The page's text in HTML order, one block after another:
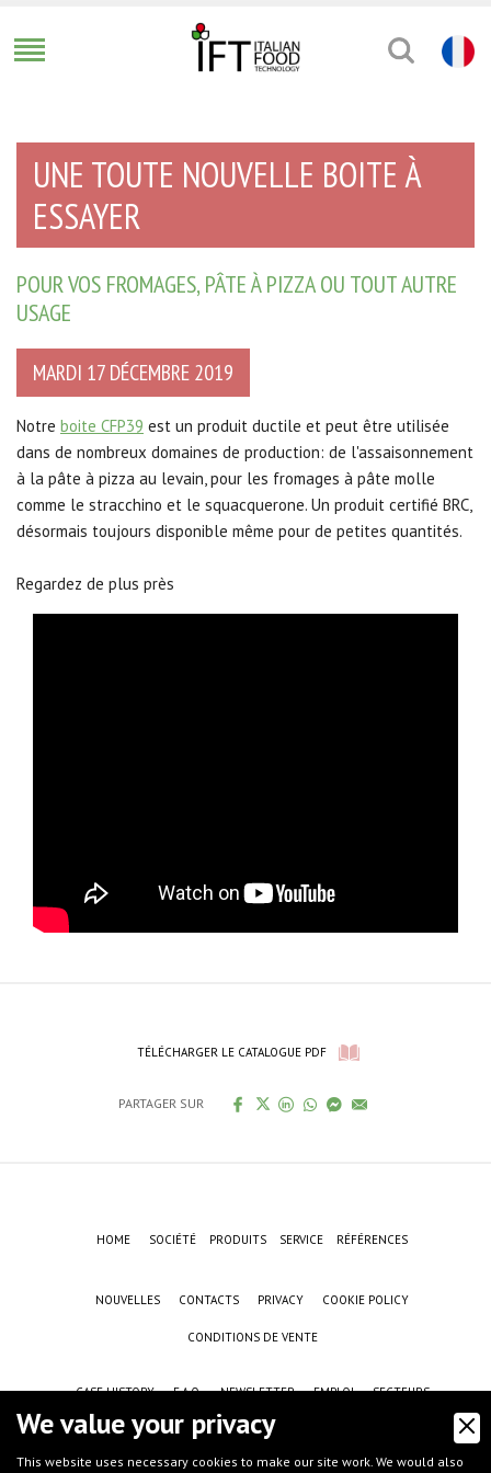
UNE TOUTE NOUVELLE BOITE À
ESSAYER
POUR VOS FROMAGES, PÂTE À PIZZA OU TOUT AUTRE
USAGE
MARDI 17 DÉCEMBRE 2019
Notre boite CFP39 est un produit ductile et peut être utilisée
dans de nombreux domaines de production: de l'assaisonnement
à la pâte à pizza au levain, pour les fromages à pâte molle
comme le stracchino et le squacquerone. Un produit certifié BRC,
désormais toujours disponible même pour de petites quantités.
Regardez de plus près
TÉLÉCHARGER LE CATALOGUE PDF
PARTAGER SUR
HOME SOCIÉTÉ PRODUITS SERVICE RÉFÉRENCES
NOUVELLES CONTACTS PRIVACY COOKIE POLICY
CONDITIONS DE VENTE
CASE HISTORY F.A.Q. NEWSLETTER EMPLOI SECTEURS
We value your privacy
This website uses necessary cookies to make our site work. We would also